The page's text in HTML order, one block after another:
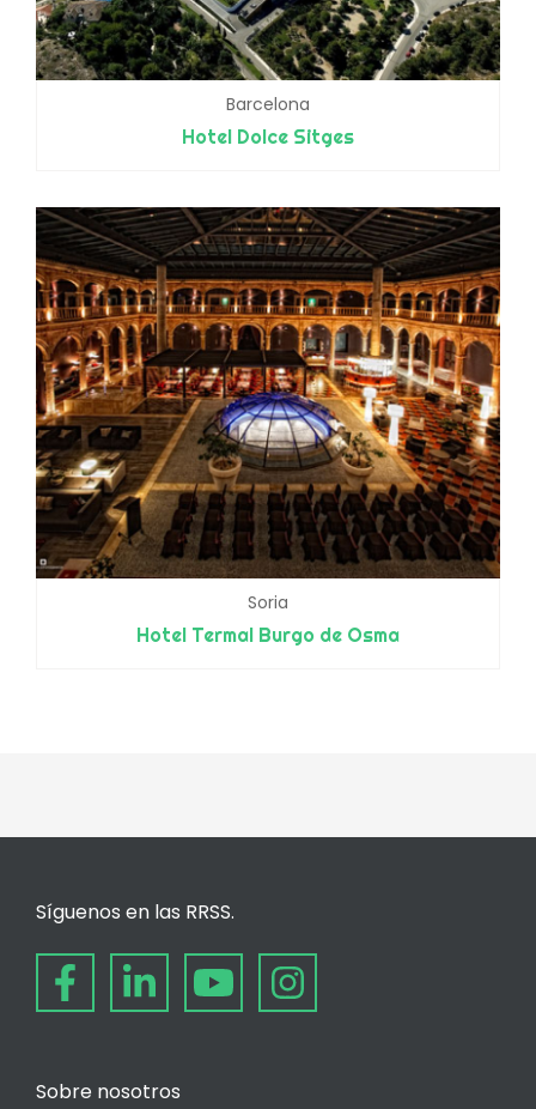
Barcelona
Hotel Dolce Sitges
Soria
Hotel Termal Burgo de Osma
Síguenos en las RRSS.
Sobre nosotros